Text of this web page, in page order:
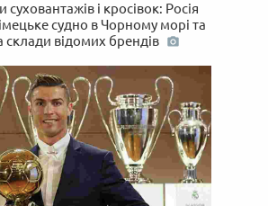
і кросівок: Росія
судно в Чорному морі та
відомих брендів